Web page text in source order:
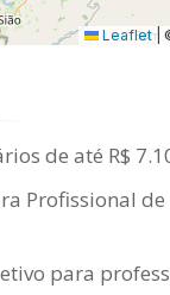
Leaflet |
de até R$
Profissional de
para